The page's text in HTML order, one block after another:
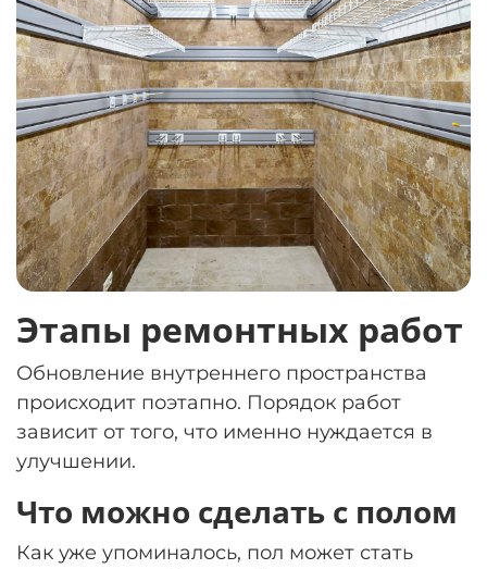
Этапы ремонтных работ
Обновление внутреннего пространства
происходит поэтапно. Порядок работ
зависит от того, что именно нуждается в
улучшении.
Что можно сделать с полом
Как уже упоминалось, пол может стать